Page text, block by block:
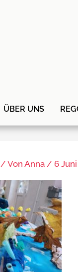
ÜBER UNS
/ VonAnna/ 6